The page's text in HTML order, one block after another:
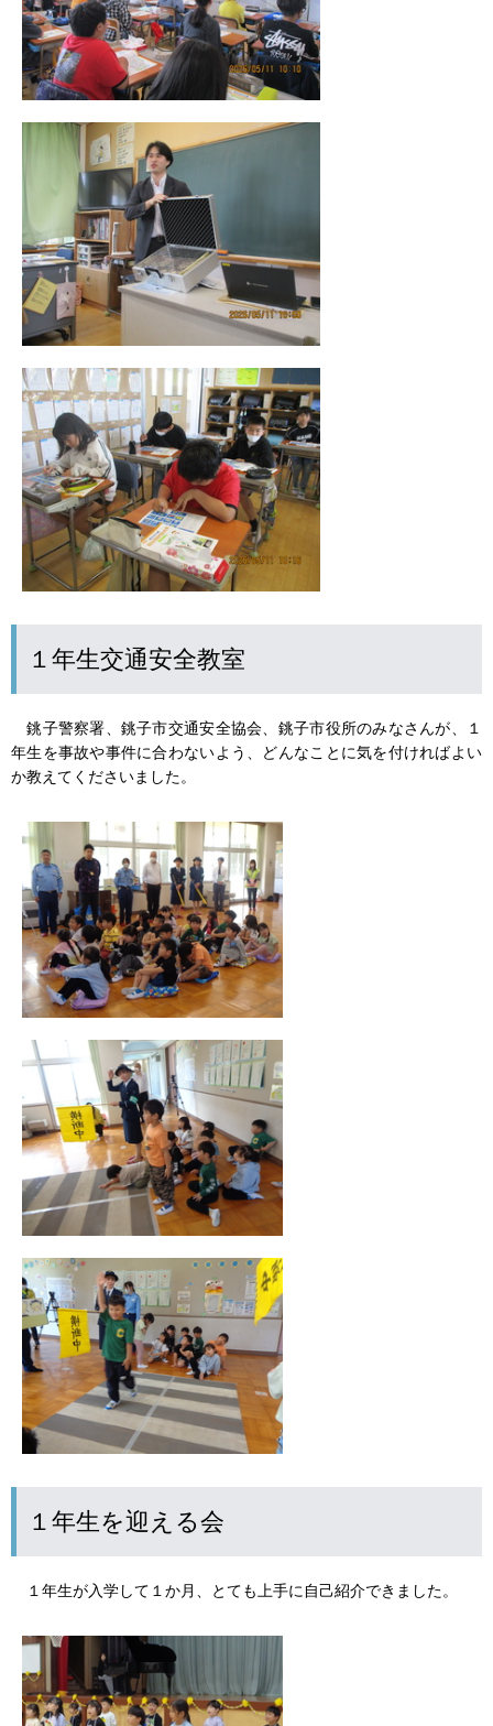
１年生交通安全教室
銚子警察署、銚子市交通安全協会、銚子市役所のみなさんが、１
年生を事故や事件に合わないよう、どんなことに気を付ければよい
か教えてくださいました。
１年生を迎える会
１年生が入学して１か月、とても上手に自己紹介できました。